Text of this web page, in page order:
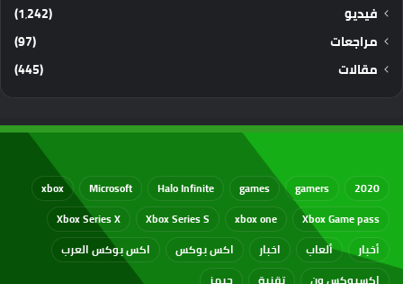
فيديو
(1٬242)
مراجعات
(97)
مقالات
(445)
2020
gamers
games
Halo Infinite
Microsoft
xbox
Xbox Game pass
xbox one
Xbox Series S
Xbox Series X
أخبار
ألعاب اخبار اكس بوكس
اكس بوكس العرب
اكسبوكس ون
تقنية جيمز